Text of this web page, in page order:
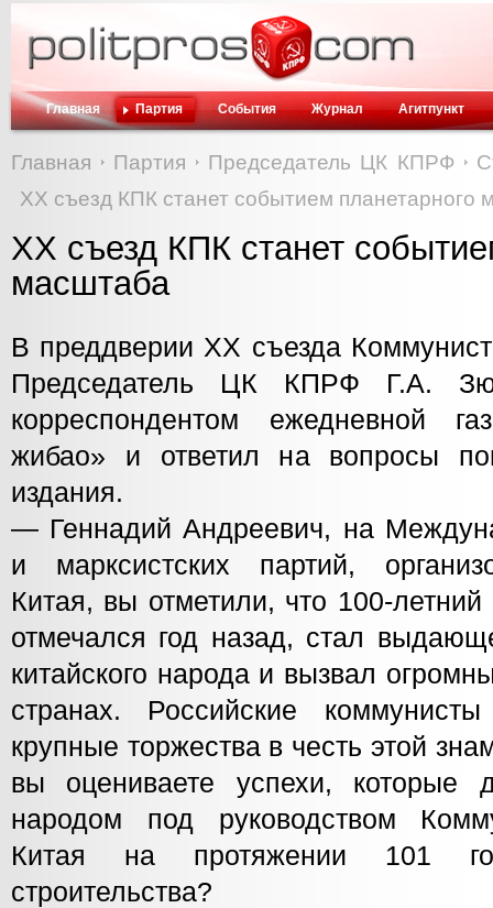
Главная Партия События Журнал Агитпункт
Главная Партия Председатель ЦК КПРФ
ХХ съезд КПК станет событием планетарного
ХХ съезд КПК станет
масштаба
В преддверии ХХ съезда
Председатель ЦК КПРФ Г.А.
корреспондентом ежедневной
жибао» и ответил на вопросы
издания.
— Геннадий Андреевич, на
и марксистских партий,
Китая, вы отметили, что 100-
отмечался год назад, стал
китайского народа и вызвал
странах. Российские
крупные торжества в честь этой
вы оцениваете успехи, которые
народом под руководством
Китая на протяжении 101
строительства?